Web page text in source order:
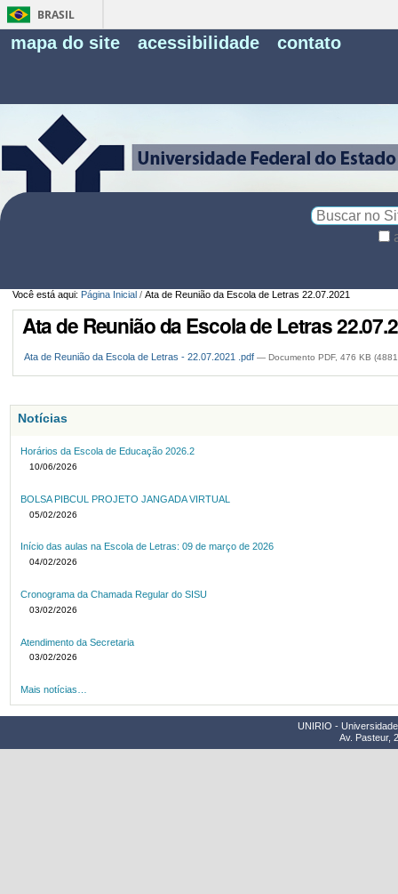
BRASIL
mapa do site acessibilidade contato
Você está aqui: Página Inicial / Ata de Reunião da Escola de Letras 22.07.2021
Ata de Reunião da Escola de Letras
Ata de Reunião da Escola de Letras - 22.07.2021 .pdf — Documento PDF, 476 KB
Notícias
Horários da Escola de Educação 2026.2
10/06/2026
BOLSA PIBCUL PROJETO JANGADA VIRTUAL
05/02/2026
Início das aulas na Escola de Letras: 09 de março de 2026
04/02/2026
Cronograma da Chamada Regular do SISU
03/02/2026
Atendimento da Secretaria
03/02/2026
Mais notícias…
UNIRIO -
Av. Pasteur,